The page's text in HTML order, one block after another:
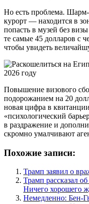
Но есть проблема.
курорт — находится в
попасть в музей без
те самые 45 долларов с
чтобы увидеть
Повышение визового
подорожанием на 20
новая цифра в
«психологический
в раздражение и
скромно умалчивают
Похожие записи:
Трамп заявил о
Трамп рассказал
Ничего хорошего
Немедленно: Бен-